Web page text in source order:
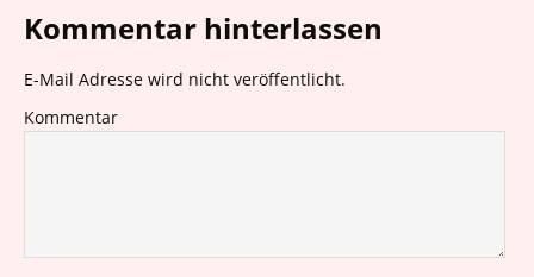
Kommentar hinterlassen
E-Mail Adresse wird nicht veröffentlicht.
Kommentar